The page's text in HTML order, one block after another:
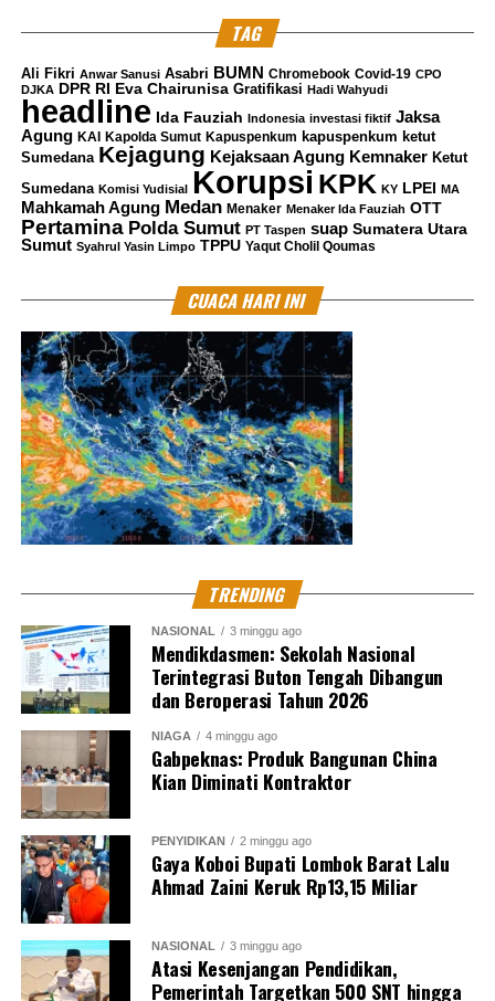
TAG
Ali Fikri Anwar Sanusi Asabri BUMN Chromebook Covid-19 CPO
DJKA
DPR RI Eva Chairunisa Gratifikasi Hadi Wahyudi
headline Ida Fauziah Indonesia investasi fiktif Jaksa
Agung KAI Kapolda Sumut Kapuspenkum kapuspenkum ketut
Sumedana Kejagung Kejaksaan Agung Kemnaker Ketut
Sumedana Komisi Yudisial Korupsi KPK KY LPEI MA
Mahkamah Agung Medan Menaker Menaker Ida Fauziah OTT
Pertamina Polda Sumut PT Taspen suap Sumatera Utara
Sumut Syahrul Yasin Limpo TPPU Yaqut Cholil Qoumas
CUACA HARI INI
TRENDING
NASIONAL 3 minggu ago
Mendikdasmen: Sekolah Nasional
Terintegrasi Buton Tengah Dibangun
dan Beroperasi Tahun 2026
NIAGA 4 minggu ago
Gabpeknas: Produk Bangunan China
Kian Diminati Kontraktor
PENYIDIKAN 2 minggu ago
Gaya Koboi Bupati Lombok Barat Lalu
Ahmad Zaini Keruk Rp13,15 Miliar
NASIONAL 3 minggu ago
Atasi Kesenjangan Pendidikan,
Pemerintah Targetkan 500 SNT hingga